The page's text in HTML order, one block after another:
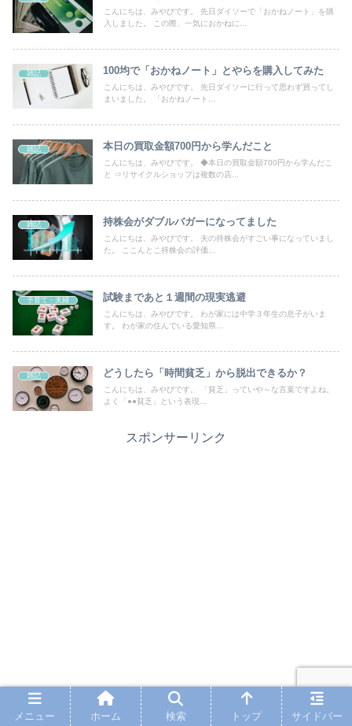
こんにちは、みやびです。 先日ダイソーで「おかねノート」を購
入しました。 この際、一気におかねに...
雑記 100均で「おかねノート」とやらを購入してみた
こんにちは、みやびです。 先日ダイソーに行って思わず買ってし
まいました。 「おかねノート...
雑記 本日の買取金額700円から学んだこと
こんにちは、みやびです。 ◆本日の買取金額700円から学んだこ
と ⇒リサイクルショップは複数の店...
雑記 持株会がダブルバガーになってました
こんにちは、みやびです。 夫の持株会がすごい事になっていまし
た。 ここんとこ持株会の評価...
子育て・夫婦 試験まであと１週間の現実逃避
こんにちは、みやびです。 わが家には中学３年生の息子がいま
す。 わが家の住んでいる愛知県...
雑記 どうしたら「時間貧乏」から脱出できるか？
こんにちは、みやびです。 「貧乏」っていや～な言葉ですよね。
よく「●●貧乏」という表現...
スポンサーリンク
メニュー ホーム 検索 トップ サイドバー